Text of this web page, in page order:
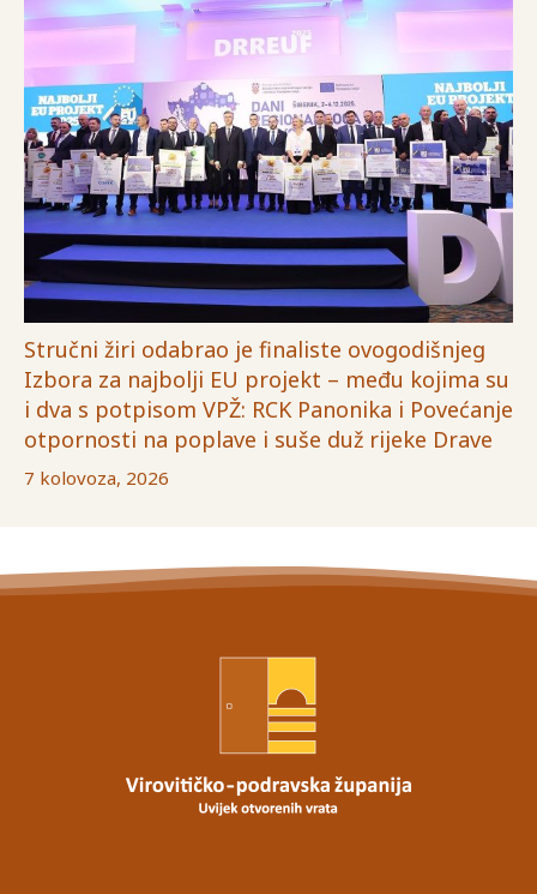
Stručni žiri odabrao je finaliste ovogodišnjeg
Izbora za najbolji EU projekt – među kojima su
i dva s potpisom VPŽ: RCK Panonika i Povećanje
otpornosti na poplave i suše duž rijeke Drave
7 kolovoza, 2026